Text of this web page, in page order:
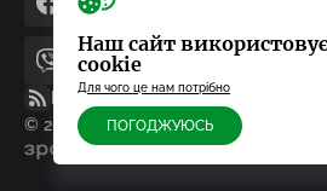
facebooktelegram
viber
youtube
RSS-стрічка
© 2010-2026, ТОВ «Редакція газети
зроблено в ideil.
Наш сайт
cookie
Для чого це нам потрібно
ПОГОДЖУЮСЬ